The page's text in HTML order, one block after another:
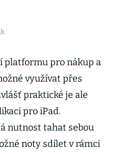
platformu pro nákup a
využívat přes
praktické je ale
pro iPad.
nutnost tahat sebou
noty sdílet v rámci